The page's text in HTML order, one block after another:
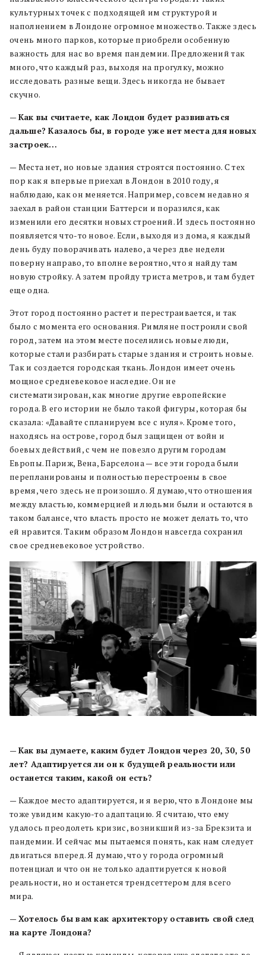
культурных точек с подходящей им структурой и
наполнением в Лондоне огромное множество. Также здесь
очень много парков, которые приобрели особенную
важность для нас во время пандемии. Предложений так
много, что каждый раз, выходя на прогулку, можно
исследовать разные вещи. Здесь никогда не бывает
скучно.
—Как вы считаете, как Лондон будет развиваться
дальше? Казалось бы, в городе уже нет места для новых
застроек…
— Места нет, но новые здания строятся постоянно. С тех
пор как я впервые приехал в Лондон в 2010 году, я
наблюдаю, как он меняется. Например, совсем недавно я
заехал в район станции Баттерси и поразился, как
изменили его десятки новых строений. И здесь постоянно
появляется что-то новое. Если, выходя из дома, я каждый
день буду поворачивать налево, а через две недели
поверну направо, то вполне вероятно, что я найду там
новую стройку. А затем пройду триста метров, и там будет
еще одна.
Этот город постоянно растет и перестраивается, и так
было с момента его основания. Римляне построили свой
город, затем на этом месте поселились новые люди,
которые стали разбирать старые здания и строить новые.
Так и создается городская ткань. Лондон имеет очень
мощное средневековое наследие. Он не
систематизирован, как многие другие европейские
города. В его истории не было такой фигуры, которая бы
сказала: «Давайте спланируем все с нуля». Кроме того,
находясь на острове, город был защищен от войн и
боевых действий, с чем не повезло другим городам
Европы. Париж, Вена, Барселона — все эти города были
перепланированы и полностью перестроены в свое
время, чего здесь не произошло. Я думаю, что отношения
между властью, коммерцией и людьми были и остаются в
таком балансе, что власть просто не может делать то, что
ей нравится. Таким образом Лондон навсегда сохранил
свое средневековое устройство.
—Как вы думаете, каким будет Лондон через 20, 30, 50
лет? Адаптируется ли он к будущей реальности или
останется таким, какой он есть?
— Каждое место адаптируется, и я верю, что в Лондоне мы
тоже увидим какую-то адаптацию. Я считаю, что ему
удалось преодолеть кризис, возникший из-за Брекзита и
пандемии. И сейчас мы пытаемся понять, как нам следует
двигаться вперед. Я думаю, что у города огромный
потенциал и что он не только адаптируется к новой
реальности, но и останется трендсеттером для всего
мира.
—Хотелось бы вам как архитектору оставить свой след
на карте Лондона?